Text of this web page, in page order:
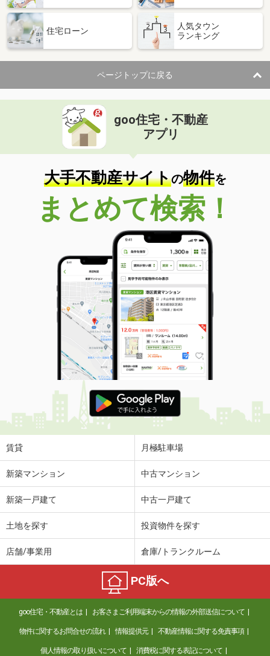
鳥取県米子市皆生新田 ３丁目
住 所
鳥取県米子市皆生新田 ３丁目
専有面積 26.08m²
間取り
1K
鳥取県境港市湊町
価 格
住 所
鳥取県境港市湊町
専有面積 43.9m²
間取り
1LDK
鳥取県鳥取市富安２
価 格
3.90万円
鳥取県鳥取市富安２
29.23m²
間取り
1DK
鳥取県境港市米川町
価 格
5.20万円
住 所
鳥取県境港市米川町
専有面積 58.4m²
間取り
2DK
鳥取県倉吉市山根
価 格
4.40万円
住 所
鳥取県倉吉市山根
専有面積
鳥取県西伯郡日吉津村大字富吉
4.80万円
鳥取県米子市新開 ７丁目
3.60万円
住 所
鳥取県米子市新開 ７丁目
専有面積 35.27m²
間取り
ワンルーム
鳥取県米子市両三柳
住宅ローン
人気タウン
ランキング
ページトップに戻る
goo住宅・不動産
アプリ
大手不動産サイトの物件を
まとめて検索！
賃貸 月極駐車場
新築マンション 中古マンション
新築一戸建て 中古一戸建て
土地を探す 投資物件を探す
店舗/事業用 倉庫/トランクルーム
PC版へ
goo住宅・不動産とは お客さまご利用端末からの情報の外部送信について
物件に関するお問合せの流れ 情報提供元 不動産情報に関する免責事項
個人情報の取り扱いについて 消費税に関する表記について